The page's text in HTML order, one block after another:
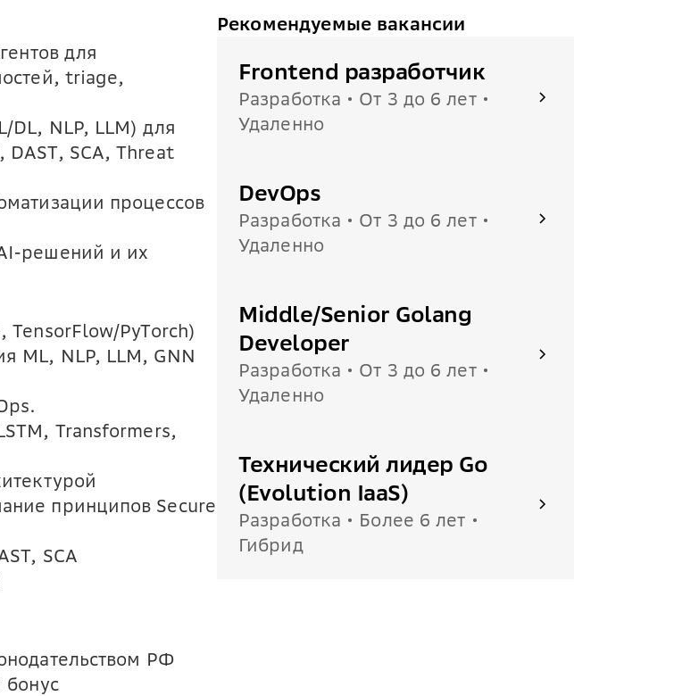
для
triage,
DL, NLP, LLM) для
SCA, Threat
процессов
решений и их
TensorFlow/PyTorch)
ML, NLP, LLM, GNN
Transformers,
принципов Secure
SCA
РФ
бонус
Рекомендуемые вакансии
Frontend разработчик
Разработка • От 3 до 6 лет •
Удаленно
DevOps
Разработка • От 3 до 6 лет •
Удаленно
Middle/Senior Golang
Developer
Разработка • От 3 до 6 лет •
Удаленно
Технический лидер Go
(Evolution IaaS)
Разработка • Более 6 лет •
Гибрид